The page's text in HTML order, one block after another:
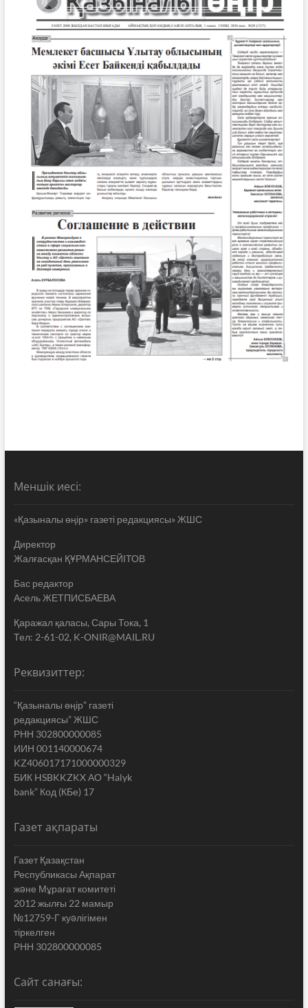
Меншік иесі:
«Қазыналы өңір» газеті редакциясы» ЖШС
Директор
Жалғасқан ҚҰРМАНСЕЙІТОВ
Бас редактор
Асель ЖЕТПИСБАЕВА
Қаражал қаласы, Сары Тока, 1
Тел: 2-61-02, K-ONIR@MAIL.RU
Реквизиттер:
“Қазыналы өңір” газеті
редакциясы” ЖШС
РНН 302800000085
ИИН 001140000674
KZ406017171000000329
БИК HSBKKZKX АО “Halyk
bank” Код (КБе) 17
Газет ақпараты
Газет Қазақстан
Республикасы Ақпарат
жəне Мұрағат комитеті
2012 жылғы 22 мамыр
№12759-Г куəлігімен
тіркелген
РНН 302800000085
Сайт санағы: